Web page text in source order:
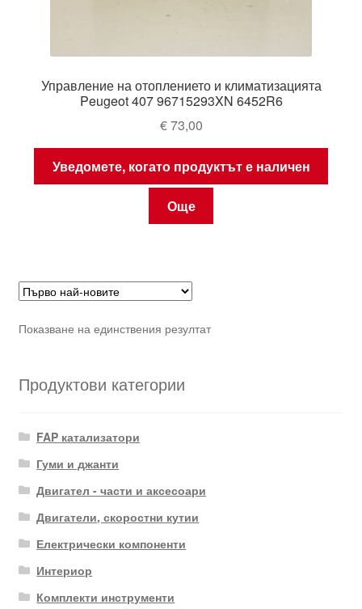
Управление на отоплението и климатизацията
Peugeot 407 96715293XN 6452R6
€73,00
Уведомете, когато продуктът е наличен
Още
Показване на единствения резултат
Продуктови категории
FAP катализатори
Гуми и джанти
Двигател - части и аксесоари
Двигатели, скоростни кутии
Електрически компоненти
Интериор
Комплекти инструменти